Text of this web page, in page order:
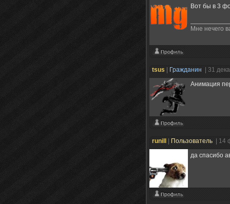
Вот бы в 3
Мне нечего
tsus Гражданин
| 31
Анимация
runill Пользователь
| 14
да спасибо